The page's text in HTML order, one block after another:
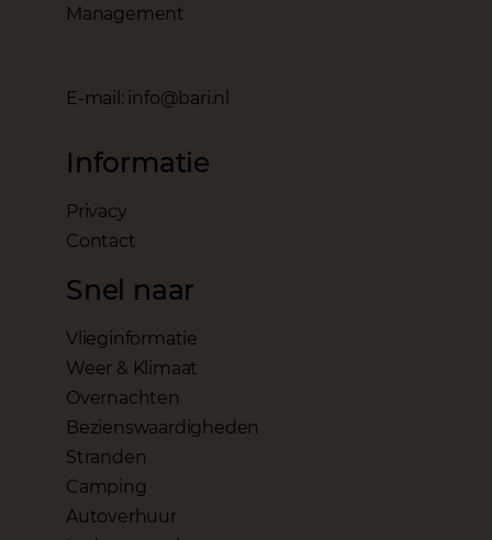
Management
E-mail: info@bari.nl
Informatie
Privacy
Contact
Snel naar
Vlieginformatie
Weer & Klimaat
Overnachten
Bezienswaardigheden
Stranden
Camping
Autoverhuur